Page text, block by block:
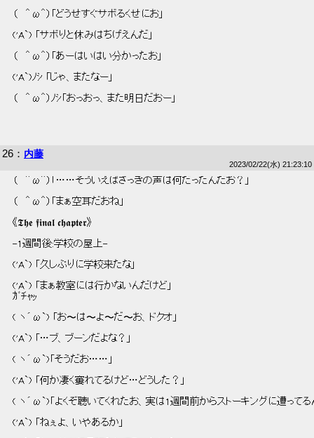
（   ＾ω＾）「どうせすぐサボるくせにお」
('A`) 「サボりと休みはちげえんだ」
（   ＾ω＾）「あーはいはい分かったお」
('A`)ﾉｼ 「じゃ、またなー」
（   ＾ω＾）ﾉｼ「おっおっ、また明日だおー」
26 ： 内藤
2023/02/22(水) 21:23:10
（   ＾ω＾）「……そういえばさっきの声は何だったんだお？」
（   ＾ω＾）「まぁ空耳だおね」
《𝕿𝖍𝖊 𝖋𝖎𝖓𝖆𝖑 𝖈𝖍𝖆𝖕𝖙𝖊𝖗》
-1週間後:学校の屋上-
('A`) 「久しぶりに学校来たな」
('A`) 「まぁ教室には行かないんだけど」
ｶﾞﾁｬｯ
( ヽ´ω`) 「お〜は〜よ〜だ〜お、ドクオ」
('A`) 「…ブ、ブーンだよな？」
( ヽ´ω`)「そうだお……」
('A`) 「何か凄く窶れてるけど…どうした？」
( ヽ´ω`)「よくぞ聴いてくれたお、実は1週間前からストーキングに遭ってる
('A`) 「ねぇよ、いやあるか」